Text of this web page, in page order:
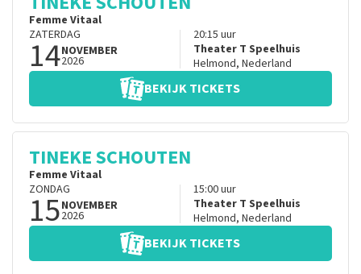
Femme Vitaal
ZATERDAG
14NOVEMBER
2026
20:15 uur
Theater T Speelhuis
Helmond, Nederland
BEKIJK TICKETS
TINEKE SCHOUTEN
Femme Vitaal
ZONDAG
15NOVEMBER
2026
15:00uur
Theater T Speelhuis
Helmond, Nederland
BEKIJK TICKETS